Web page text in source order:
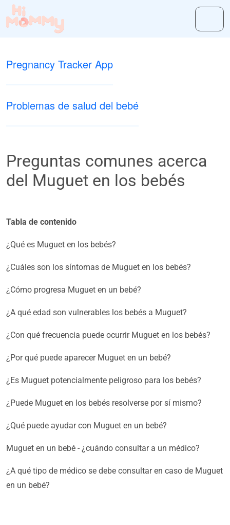
Pregnancy Tracker App
Problemas de salud del bebé
Preguntas comunes acerca
del Muguet en los bebés
Tabla de contenido
¿Qué es Muguet en los bebés?
¿Cuáles son los síntomas de Muguet en los bebés?
¿Cómo progresa Muguet en un bebé?
¿A qué edad son vulnerables los bebés a Muguet?
¿Con qué frecuencia puede ocurrir Muguet en los bebés?
¿Por qué puede aparecer Muguet en un bebé?
¿Es Muguet potencialmente peligroso para los bebés?
¿Puede Muguet en los bebés resolverse por sí mismo?
¿Qué puede ayudar con Muguet en un bebé?
Muguet en un bebé - ¿cuándo consultar a un médico?
¿A qué tipo de médico se debe consultar en caso de Muguet
en un bebé?